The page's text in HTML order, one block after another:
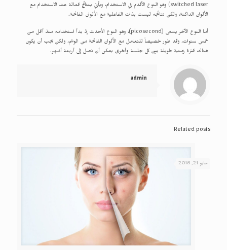
switched laser) وهو النوع الأقدم في الاستخدام، ويأتي بنتائج فعالة عند الاستخدام مع
الألوان الداكنة، ولكن نتائجه ليست بذات الفاعلية مع الألوان الفاتحة.
أما النوع الآخر يسمى (picosecond)، وهو النوع الأحدث إذ بدأ استخدامه منذ أقل من
خمس سنوات، وقد طور خصيصاً للتعامل مع الألوان الفاتحة من الوشم، ولكن يجب أن يكون
هناك فترة زمنية طويلة بين كل جلسة وأخرى يمكن أن تصل إلى أربعة أشهر.
admin
Related posts
مايو 21, 2018